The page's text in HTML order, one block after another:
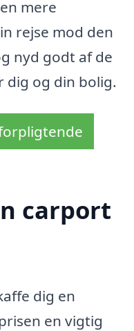
mere
rejse mod den
nyd godt af de
dig og din bolig.
carport
dig en
en vigtig